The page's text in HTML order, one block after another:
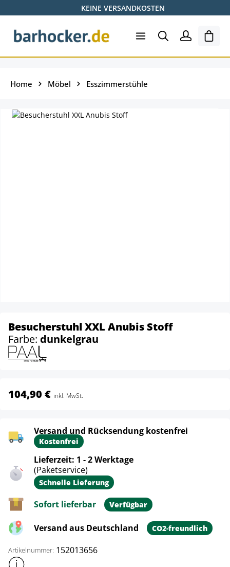
Zum Hauptinhalt springenKEINE VERSANDKOSTEN
Home Möbel Esszimmerstühle
Besucherstuhl XXL Anubis Stoff
Farbe: dunkelgrau
104,90 € inkl. MwSt.
Versand und Rücksendung kostenfrei
Kostenfrei
Lieferzeit: 1 - 2 Werktage
(Paketservice)
Schnelle Lieferung
Sofort lieferbar Verfügbar
Versand aus Deutschland CO2-freundlich
Artikelnummer: 152013656
Weitere Produktinformationen anzeigen